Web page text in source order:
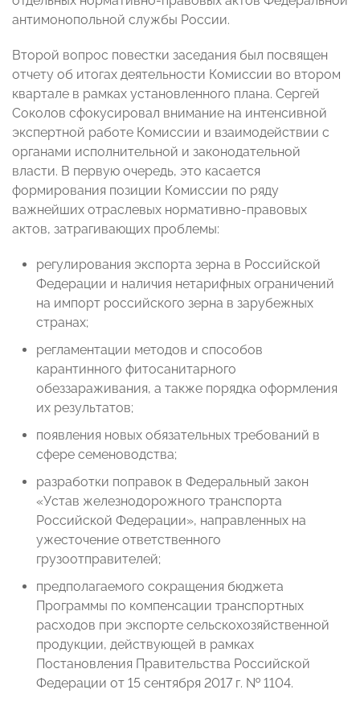
антимонопольной службы России.
Второй вопрос повестки заседания был посвящен
отчету об итогах деятельности Комиссии во втором
квартале в рамках установленного плана. Сергей
Соколов сфокусировал внимание на интенсивной
экспертной работе Комиссии и взаимодействии с
органами исполнительной и законодательной
власти. В первую очередь, это касается
формирования позиции Комиссии по ряду
важнейших отраслевых нормативно-правовых
актов, затрагивающих проблемы:
регулирования экспорта зерна в Российской
Федерации и наличия нетарифных ограничений
на импорт российского зерна в зарубежных
странах;
регламентации методов и способов
карантинного фитосанитарного
обеззараживания, а также порядка оформления
их результатов;
появления новых обязательных требований в
сфере семеноводства;
разработки поправок в Федеральный закон
«Устав железнодорожного транспорта
Российской Федерации», направленных на
ужесточение ответственного
грузоотправителей;
предполагаемого сокращения бюджета
Программы по компенсации транспортных
расходов при экспорте сельскохозяйственной
продукции, действующей в рамках
Постановления Правительства Российской
Федерации от 15 сентября 2017 г. № 1104.